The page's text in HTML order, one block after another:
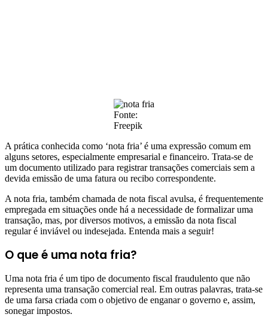
Fonte:
Freepik
A prática conhecida como ‘nota fria’ é uma expressão comum em
alguns setores, especialmente empresarial e financeiro. Trata-se de
um documento utilizado para registrar transações comerciais sem a
devida emissão de uma fatura ou recibo correspondente.
A nota fria, também chamada de nota fiscal avulsa, é frequentemente
empregada em situações onde há a necessidade de formalizar uma
transação, mas, por diversos motivos, a emissão da nota fiscal
regular é inviável ou indesejada. Entenda mais a seguir!
O que é uma nota fria?
Uma nota fria é um tipo de documento fiscal fraudulento que não
representa uma transação comercial real. Em outras palavras, trata-se
de uma farsa criada com o objetivo de enganar o governo e, assim,
sonegar impostos.